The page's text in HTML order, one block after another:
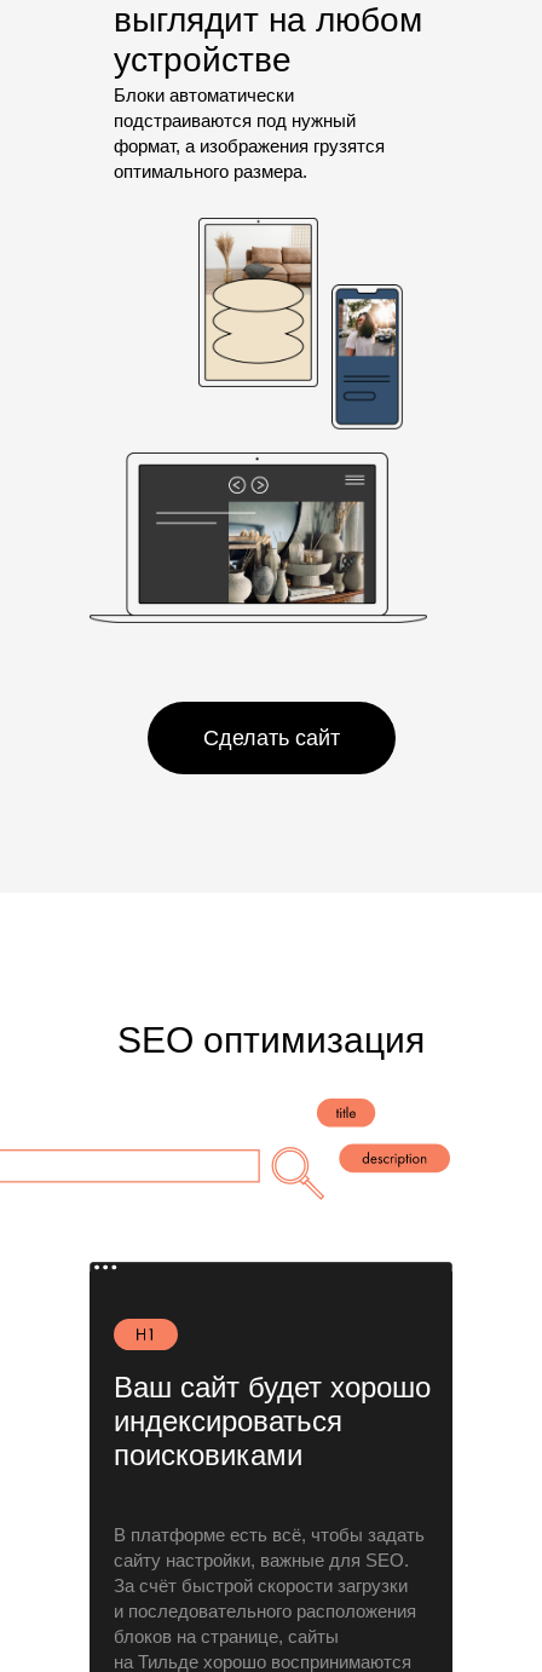
выглядит на любом
устройстве
Блоки автоматически
подстраиваются под нужный
формат, а изображения грузятся
оптимального размера.
Сделать сайт
SEO оптимизация
Ваш сайт будет хорошо
индексироваться
поисковиками
В платформе есть всё, чтобы задать
сайту настройки, важные для SEO.
За счёт быстрой скорости загрузки
и последовательного расположения
блоков на странице, сайты
на Тильде хорошо воспринимаются